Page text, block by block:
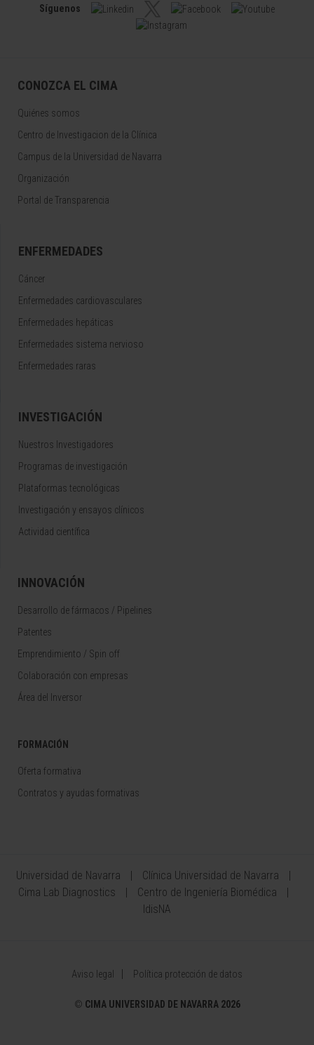
Síguenos
CONOZCA EL CIMA
Quiénes somos
Centro de Investigacion de la Clínica
Campus de la Universidad de Navarra
Organización
Portal de Transparencia
ENFERMEDADES
Cáncer
Enfermedades cardiovasculares
Enfermedades hepáticas
Enfermedades sistema nervioso
Enfermedades raras
INVESTIGACIÓN
Nuestros Investigadores
Programas de investigación
Plataformas tecnológicas
Investigación y ensayos clínicos
Actividad científica
INNOVACIÓN
Desarrollo de fármacos / Pipelines
Patentes
Emprendimiento / Spin off
Colaboración con empresas
Área del Inversor
FORMACIÓN
Oferta formativa
Contratos y ayudas formativas
Universidad de Navarra
Clínica Universidad de Navarra
Cima Lab Diagnostics
Centro de Ingeniería Biomédica
IdisNA
Aviso legal Política protección de datos
© CIMA UNIVERSIDAD DE NAVARRA 2026